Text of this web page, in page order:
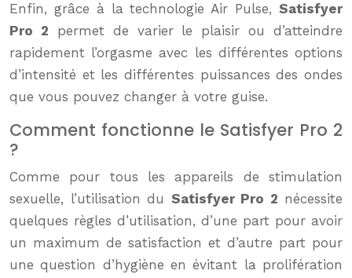
Enfin, grâce à la technologie Air Pulse, Satisfyer
Pro 2 permet de varier le plaisir ou d’atteindre
rapidement l’orgasme avec les différentes options
d’intensité et les différentes puissances des ondes
que vous pouvez changer à votre guise.
Comment fonctionne le Satisfyer Pro 2
?
Comme pour tous les appareils de stimulation
sexuelle, l’utilisation du Satisfyer Pro 2 nécessite
quelques règles d’utilisation, d’une part pour avoir
un maximum de satisfaction et d’autre part pour
une question d’hygiène en évitant la prolifération